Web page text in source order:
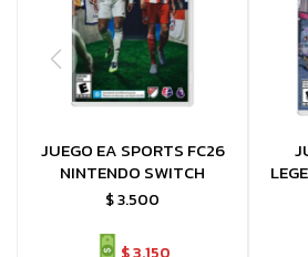
JUEGO EA SPORTS FC26
NINTENDO SWITCH
$3.500